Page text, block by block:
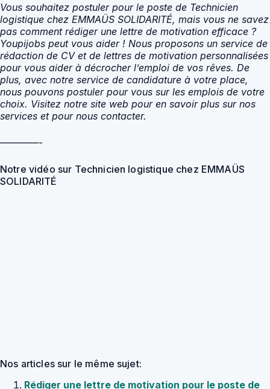
Vous souhaitez postuler pour le poste de Technicien
logistique chez EMMAÜS SOLIDARITÉ, mais vous ne savez
pas comment rédiger une lettre de motivation efficace ?
Youpijobs peut vous aider ! Nous proposons un service de
rédaction de CV et de lettres de motivation personnalisées
pour vous aider à décrocher l’emploi de vos rêves. De
plus, avec notre service de candidature à votre place,
nous pouvons postuler pour vous sur les emplois de votre
choix. Visitez notre site web pour en savoir plus sur nos
services et pour nous contacter.
————-
Notre vidéo sur Technicien logistique chez EMMAÜS
SOLIDARITÉ
Nos articles sur le même sujet:
Rédiger une lettre de motivation pour le poste de